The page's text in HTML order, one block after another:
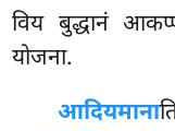
विय बुद्धानं
योजना.
आदियमाना